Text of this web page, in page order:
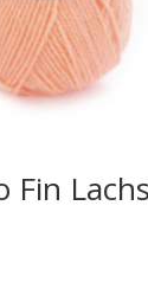
Fin